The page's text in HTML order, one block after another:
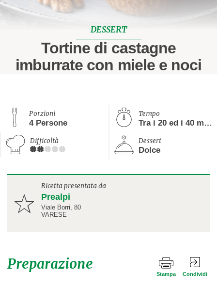
DESSERT
Tortine di castagne
imburrate con miele e noci
Porzioni
4 Persone
Tempo
Tra i 20 ed i 40 minuti
Difficoltà Dessert
Dolce
Ricetta presentata da
Prealpi
Viale Borri, 80
VARESE
Preparazione
Stampa Condividi